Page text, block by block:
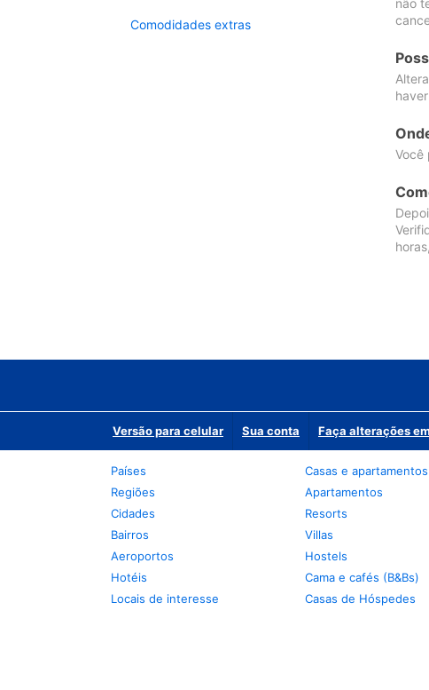
Comodidades extras
não
Você
Versão para celular Sua conta Faça alterações
Países
Regiões
Cidades
Bairros
Aeroportos
Hotéis
Locais de interesse
Casas e apartamentos
Apartamentos
Resorts
Villas
Hostels
Cama e cafés (B&Bs)
Casas de Hóspedes